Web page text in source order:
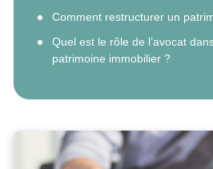
Comment restructurer un
Quel est le rôle de l’avocat
patrimoine immobilier ?